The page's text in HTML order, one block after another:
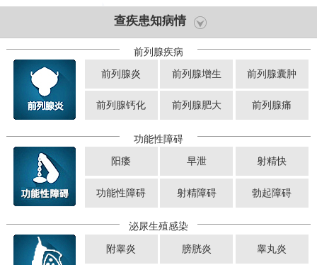
查疾患知病情
前列腺疾病
前列腺炎 前列腺增生 前列腺囊肿
前列腺钙化 前列腺肥大 前列腺痛
功能性障碍
阳痿 早泄 射精快
功能性障碍 射精障碍 勃起障碍
泌尿生殖感染
附睾炎 膀胱炎 睾丸炎